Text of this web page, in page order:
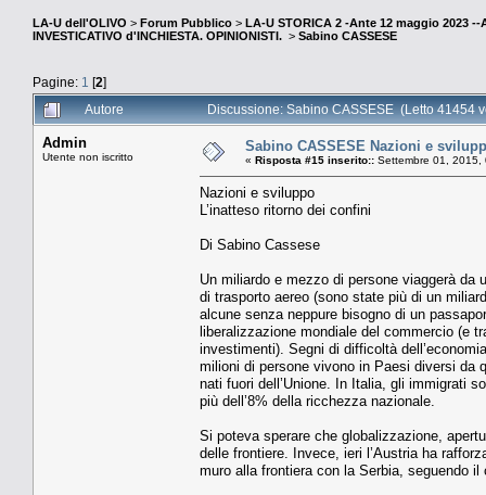
LA-U dell'OLIVO > Forum Pubblico > LA-U STORICA 2 -Ante 12 maggio 2023 --
INVESTICATIVO d'INCHIESTA. OPINIONISTI. > Sabino CASSESE
Pagine: 1 [2]
Autore
Discussione: Sabino CASSESE (Letto 41454
Admin
Utente non iscritto
Sabino CASSESE Nazioni e
« Risposta #15 inserito:: Settembre 01, 2015,
Nazioni e sviluppo
L’inatteso ritorno dei confini
Di Sabino Cassese
Un miliardo e mezzo di persone viaggerà da
di trasporto aereo (sono state più di un
alcune senza neppure bisogno di un
liberalizzazione mondiale del commercio (e
investimenti). Segni di difficoltà
milioni di persone vivono in Paesi diversi da
nati fuori dell’Unione. In Italia, gli immigrati
più dell’8% della ricchezza nazionale.
Si poteva sperare che globalizzazione,
delle frontiere. Invece, ieri l’Austria ha
muro alla frontiera con la Serbia, seguendo